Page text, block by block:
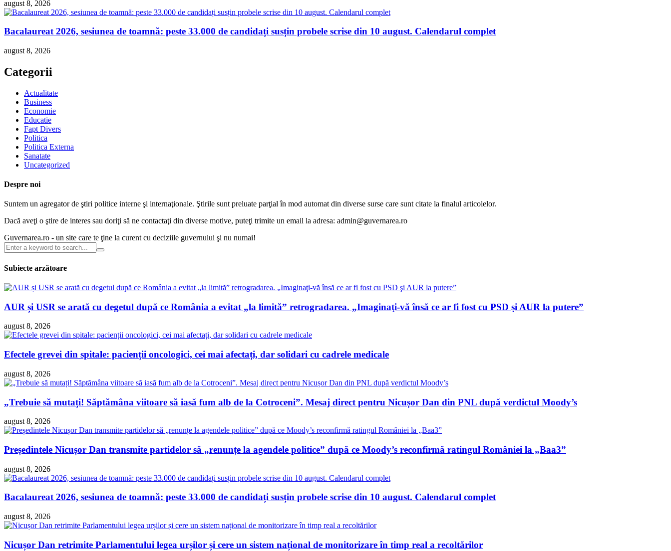
august 8, 2026
Bacalaureat 2026, sesiunea de toamnă: peste 33.000 de candidați susțin probele scrise din 10 august. Calendarul complet
august 8, 2026
Categorii
Actualitate
Business
Economie
Educatie
Fapt Divers
Politica
Politica Externa
Sanatate
Uncategorized
Despre noi
Suntem un agregator de ştiri politice interne şi internaţionale. Ştirile sunt preluate parţial în mod automat din diverse surse care sunt citate la finalul articolelor.
Dacă aveţi o ştire de interes sau doriţi să ne contactaţi din diverse motive, puteţi trimite un email la adresa: admin@guvernarea.ro
Guvernarea.ro - un site care te ţine la curent cu deciziile guvernului şi nu numai!
Subiecte arzătoare
AUR și USR se arată cu degetul după ce România a evitat „la limită” retrogradarea. „Imaginaţi-vă însă ce ar fi fost cu PSD şi AUR la putere”
august 8, 2026
Efectele grevei din spitale: pacienții oncologici, cei mai afectați, dar solidari cu cadrele medicale
august 8, 2026
„Trebuie să mutați! Săptămâna viitoare să iasă fum alb de la Cotroceni”. Mesaj direct pentru Nicușor Dan din PNL după verdictul Moody’s
august 8, 2026
Președintele Nicușor Dan transmite partidelor să „renunțe la agendele politice” după ce Moody’s reconfirmă ratingul României la „Baa3”
august 8, 2026
Bacalaureat 2026, sesiunea de toamnă: peste 33.000 de candidați susțin probele scrise din 10 august. Calendarul complet
august 8, 2026
Nicușor Dan retrimite Parlamentului legea urșilor și cere un sistem național de monitorizare în timp real a recoltărilor